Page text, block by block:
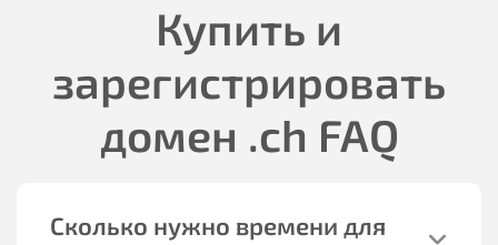
Купить и
зарегистрировать
домен .ch FAQ
Сколько нужно времени для